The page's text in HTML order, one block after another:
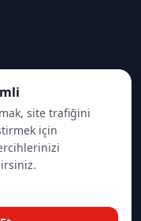
site trafiğini
için